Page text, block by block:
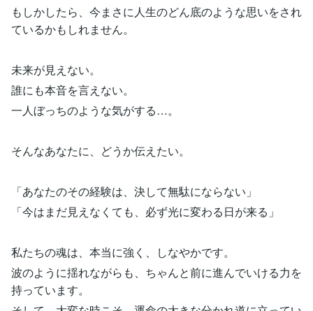
もしかしたら、今まさに人生のどん底のような思いをされ
ているかもしれません。
未来が見えない。
誰にも本音を言えない。
一人ぼっちのような気がする…。
そんなあなたに、どうか伝えたい。
「あなたのその経験は、決して無駄にならない」
「今はまだ見えなくても、必ず光に変わる日が来る」
私たちの魂は、本当に強く、しなやかです。
波のように揺れながらも、ちゃんと前に進んでいける力を
持っています。